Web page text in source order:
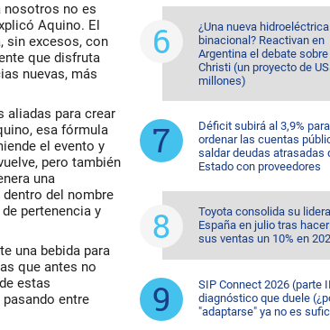
nosotros no es
Aquino. El
sin excesos, con
que disfruta
nuevas, más
aliadas para crear
esa fórmula
el evento y
pero también
una
dentro del nombre
pertenencia y
una bebida para
que antes no
estas
entre
¿Una nueva hidroeléctrica
binacional? Reactivan en
Argentina el debate
Christi (un proyecto de
millones)
Déficit subirá al 3,9% para
ordenar las cuentas
saldar deudas atrasadas
Estado con proveedores
Toyota consolida su
España en julio tras
sus ventas un 10% en
SIP Connect 2026 (parte
diagnóstico que duele
"adaptarse" ya no es